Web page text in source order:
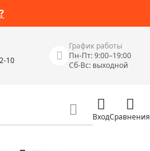
10
График работы
Пн-Пт: 9:00–19:00
Сб-Вс: выходной
ВходСравнения